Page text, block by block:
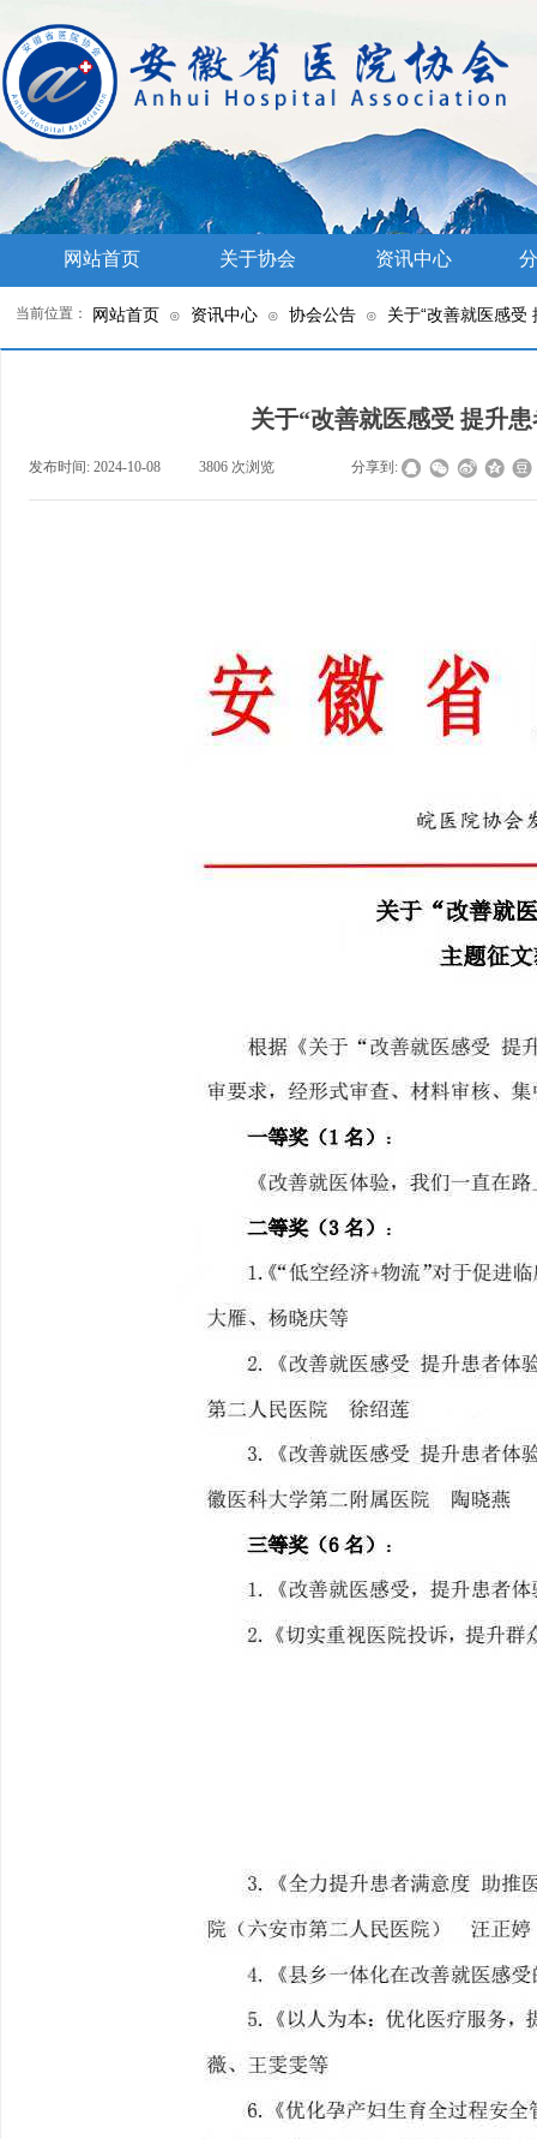
网站首页 关于协会 资讯中心
网站首页 ⊙ 资讯中心 ⊙ 协会公告 ⊙ 关于“改善就医感受
当前位置：
关于“改善就医感受 提升
发布时间: 2024-10-08 3806 次浏览 分享到: